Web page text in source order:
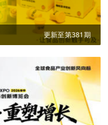
更新至第381期